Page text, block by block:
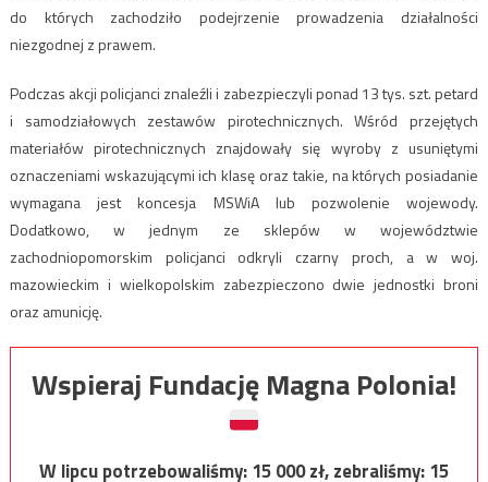
do których zachodziło podejrzenie prowadzenia działalności
niezgodnej z prawem.
Podczas akcji policjanci znaleźli i zabezpieczyli ponad 13 tys. szt. petard
i samodziałowych zestawów pirotechnicznych. Wśród przejętych
materiałów pirotechnicznych znajdowały się wyroby z usuniętymi
oznaczeniami wskazującymi ich klasę oraz takie, na których posiadanie
wymagana jest koncesja MSWiA lub pozwolenie wojewody.
Dodatkowo, w jednym ze sklepów w województwie
zachodniopomorskim policjanci odkryli czarny proch, a w woj.
mazowieckim i wielkopolskim zabezpieczono dwie jednostki broni
oraz amunicję.
Wspieraj Fundację Magna Polonia!
W lipcu potrzebowaliśmy:15 000zł, zebraliśmy:15